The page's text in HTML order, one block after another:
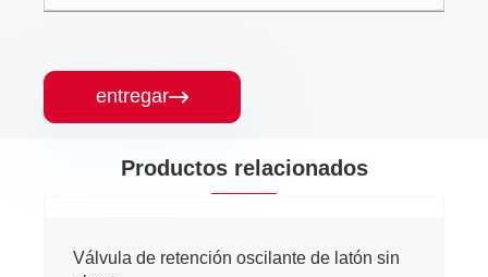
entregar
Productos relacionados
Válvula de retención oscilante de latón sin